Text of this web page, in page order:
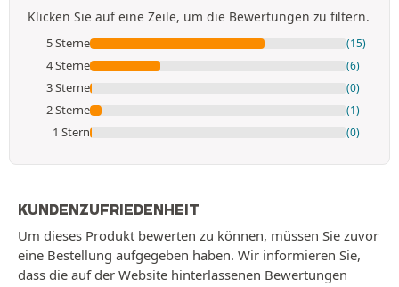
Klicken Sie auf eine Zeile, um die Bewertungen zu filtern.
5 Sterne (15)
4 Sterne (6)
3 Sterne (0)
2 Sterne (1)
1 Stern (0)
KUNDENZUFRIEDENHEIT
Um dieses Produkt bewerten zu können, müssen Sie zuvor
eine Bestellung aufgegeben haben. Wir informieren Sie,
dass die auf der Website hinterlassenen Bewertungen